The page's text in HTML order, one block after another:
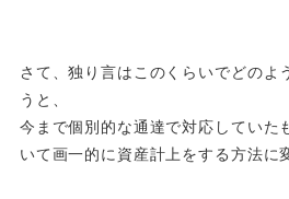
さて、独り言はこのくらいでどのよ
うと、
今まで個別的な通達で対応していた
いて画一的に資産計上をする方法に